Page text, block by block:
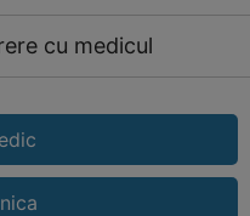
cu medicul